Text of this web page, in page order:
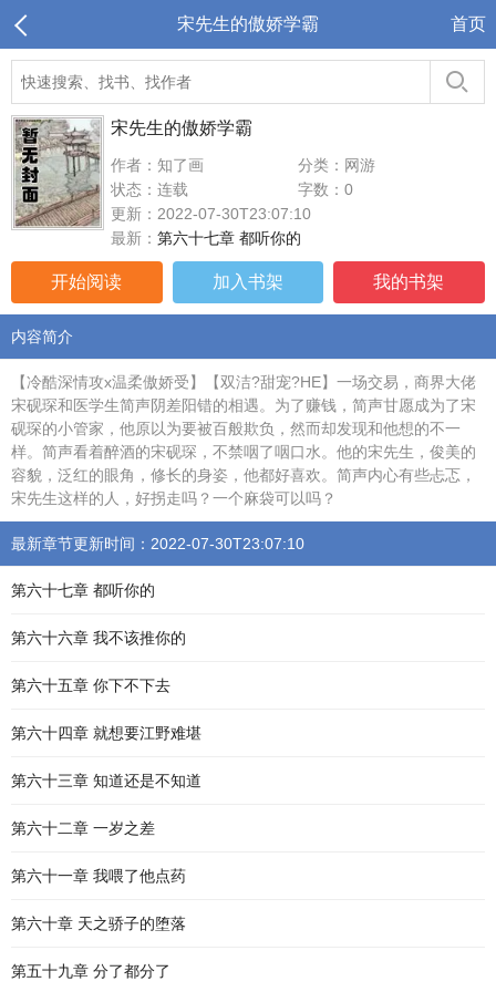
宋先生的傲娇学霸 首页
宋先生的傲娇学霸
作者：知了画
分类：网游
状态：连载
字数：0
更新：2022-07-30T23:07:10
最新： 第六十七章 都听你的
开始阅读 加入书架 我的书架
内容简介
【冷酷深情攻x温柔傲娇受】【双洁?甜宠?HE】一场交易，商界大佬
宋砚琛和医学生简声阴差阳错的相遇。为了赚钱，简声甘愿成为了宋
砚琛的小管家，他原以为要被百般欺负，然而却发现和他想的不一
样。简声看着醉酒的宋砚琛，不禁咽了咽口水。他的宋先生，俊美的
容貌，泛红的眼角，修长的身姿，他都好喜欢。简声内心有些忐忑，
宋先生这样的人，好拐走吗？一个麻袋可以吗？
最新章节更新时间：2022-07-30T23:07:10
第六十七章 都听你的
第六十六章 我不该推你的
第六十五章 你下不下去
第六十四章 就想要江野难堪
第六十三章 知道还是不知道
第六十二章 一岁之差
第六十一章 我喂了他点药
第六十章 天之骄子的堕落
第五十九章 分了都分了